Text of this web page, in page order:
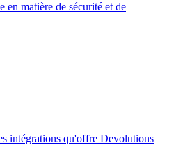
en matière de sécurité et de
intégrations qu'offre Devolutions